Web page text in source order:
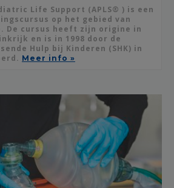
Life Support (APLS® ) is een
op het gebied van
De cursus heeft zijn origine in
en is in 1998 door de
Hulp bij Kinderen (SHK) in
Meer info »